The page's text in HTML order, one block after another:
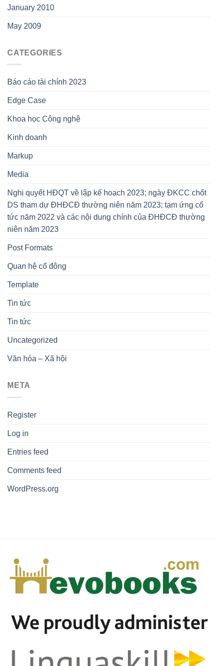
January 2010
May 2009
CATEGORIES
Báo cáo tài chính 2023
Edge Case
Khoa học Công nghệ
Kinh doanh
Markup
Media
Nghị quyết HĐQT về lập kế hoạch 2023; ngày ĐKCC chốt
DS tham dự ĐHĐCĐ thường niên năm 2023; tạm ứng cổ
tức năm 2022 và các nội dung chính của ĐHĐCĐ thường
niên năm 2023
Post Formats
Quan hệ cổ đông
Template
Tin tức
Tin tức
Uncategorized
Văn hóa – Xã hội
META
Register
Log in
Entries feed
Comments feed
WordPress.org